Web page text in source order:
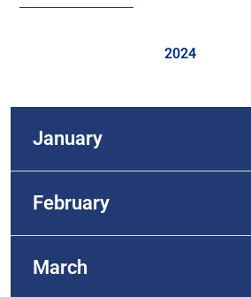
2024
January
February
March